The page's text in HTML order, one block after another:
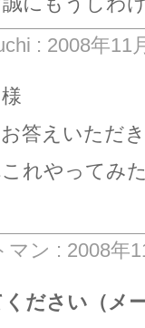
: 2008年11
答えいただ
れやってみ
マン : 2008年
ださい（メ